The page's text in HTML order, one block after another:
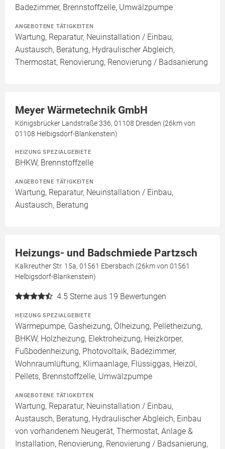
Badezimmer, Brennstoffzelle, Umwälzpumpe
ANGEBOTENE TÄTIGKEITEN
Wartung, Reparatur, Neuinstallation / Einbau,
Austausch, Beratung, Hydraulischer Abgleich,
Thermostat, Renovierung, Renovierung / Badsanierung
Meyer Wärmetechnik GmbH
Königsbrücker Landstraße 336, 01108 Dresden (26km von
01108 Helbigsdorf-Blankenstein)
HEIZUNG SPEZIALGEBIETE
BHKW, Brennstoffzelle
ANGEBOTENE TÄTIGKEITEN
Wartung, Reparatur, Neuinstallation / Einbau,
Austausch, Beratung
Heizungs- und Badschmiede Partzsch
Kalkreuther Str. 15a, 01561 Ebersbach (26km von 01561
Helbigsdorf-Blankenstein)
4.5 Sterne aus 19 Bewertungen
HEIZUNG SPEZIALGEBIETE
Wärmepumpe, Gasheizung, Ölheizung, Pelletheizung,
BHKW, Holzheizung, Elektroheizung, Heizkörper,
Fußbodenheizung, Photovoltaik, Badezimmer,
Wohnraumlüftung, Klimaanlage, Flüssiggas, Heizöl,
Pellets, Brennstoffzelle, Umwälzpumpe
ANGEBOTENE TÄTIGKEITEN
Wartung, Reparatur, Neuinstallation / Einbau,
Austausch, Beratung, Hydraulischer Abgleich, Einbau
von vorhandenem Neugerät, Thermostat, Anlage &
Installation, Renovierung, Renovierung / Badsanierung,